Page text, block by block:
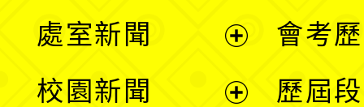
處室新聞
校園新聞
會考
歷屆